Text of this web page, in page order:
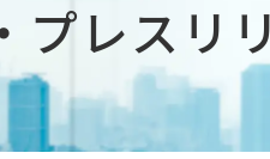
プレスリ